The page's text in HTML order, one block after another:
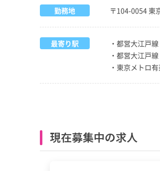
勤務地 〒104-0054 東
最寄り駅
・都営大江戸
・都営大江戸
・東京メトロ
現在募集中の求人